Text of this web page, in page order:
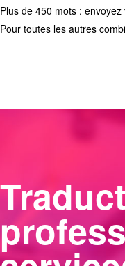
Plus de 450 mots :
Pour toutes les autres